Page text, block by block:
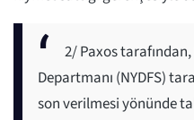
2/ Paxos
Departmanı (NYDFS)
son verilmesi yönünde